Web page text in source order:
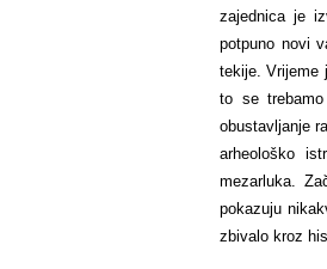
zajednica je
potpuno novi
tekije. Vrijeme
to se
obustavljanje
arheološko
mezarluka.
pokazuju
zbivalo kroz